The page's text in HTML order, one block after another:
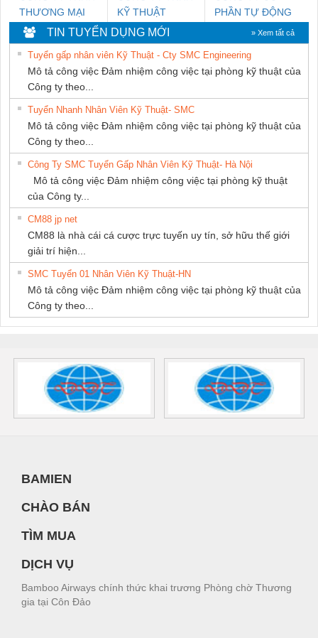
THƯƠNG MẠI
DỊCH VỤ KỸ
THUẬT ĐIỆN CƠ
GIA HƯNG PHÁT
KỸ THUẬT
KTECH VIỆT
NAM
PHẦN TỰ ĐỘNG
TIẾN HƯNG
TIN TUYỂN DỤNG MỚI » Xem tất cả
Tuyển gấp nhân viên Kỹ Thuật - Cty SMC Engineering
Mô tả công việc Đảm nhiệm công việc tại phòng kỹ thuật của
Công ty theo...
Tuyển Nhanh Nhân Viên Kỹ Thuật- SMC
Mô tả công việc Đảm nhiệm công việc tại phòng kỹ thuật của
Công ty theo...
Công Ty SMC Tuyển Gấp Nhân Viên Kỹ Thuật- Hà Nội
Mô tả công việc Đảm nhiệm công việc tại phòng kỹ thuật
của Công ty...
CM88 jp net
CM88 là nhà cái cá cược trực tuyến uy tín, sở hữu thế giới
giải trí hiện...
SMC Tuyển 01 Nhân Viên Kỹ Thuật-HN
Mô tả công việc Đảm nhiệm công việc tại phòng kỹ thuật của
Công ty theo...
BAMIEN
CHÀO BÁN
TÌM MUA
DỊCH VỤ
Bamboo Airways chính thức khai trương Phòng chờ Thương
gia tại Côn Đảo